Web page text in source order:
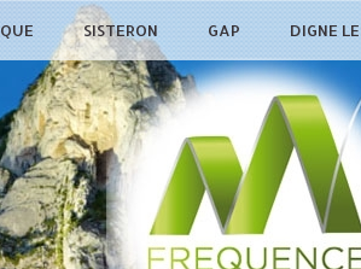
SISTERON GAP DIGNE